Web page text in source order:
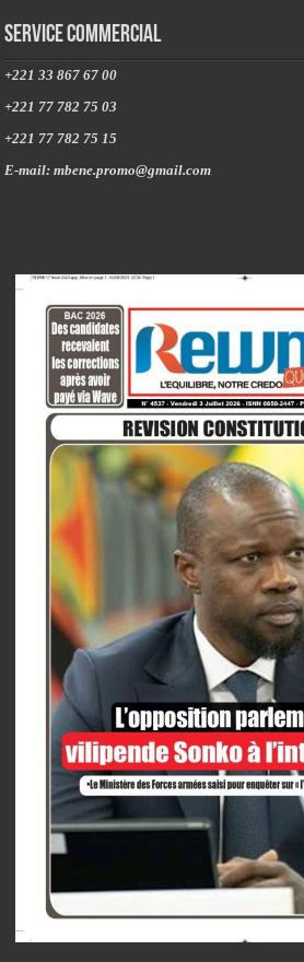
Service commercial
+221 33 867 67 00
+221 77 782 75 03
+221 77 782 75 15
E-mail: mbene.promo@gmail.com